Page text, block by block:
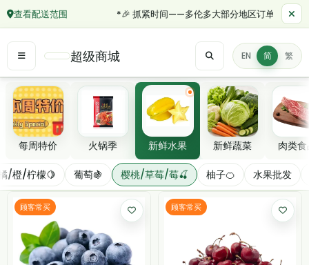
查看配送范围 *🎉 抓紧时间——多伦多大部分地区订单满 $50
超级商城 EN 简 繁
精选分类
每周特价 火锅季 新鲜水果 新鲜蔬菜 肉类
樱桃/草莓/莓🍒
筛选/排序
/橙/柠檬🍋 葡萄🍇 樱桃/草莓/莓🍒 柚子🍊 水果批发
顾客常买 顾客常买